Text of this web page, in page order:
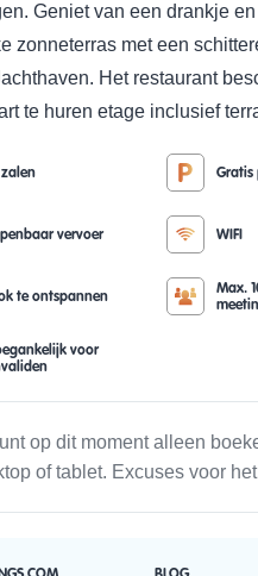
Geniet van een drankje
zonneterras met een
Het restaurant
te huren etage inclusief
Gratis
vervoer WIFI
te ontspannen
Max.
voor
op dit moment alleen
of tablet. Excuses voor